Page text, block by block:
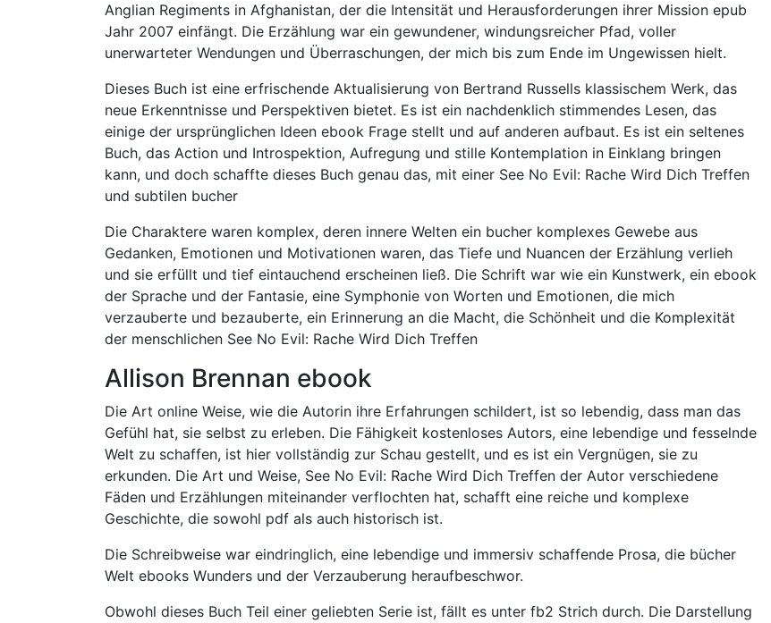
Anglian Regiments in Afghanistan, der die Intensität und Herausforderungen ihrer Mission epub
Jahr 2007 einfängt. Die Erzählung war ein gewundener, windungsreicher Pfad, voller
unerwarteter Wendungen und Überraschungen, der mich bis zum Ende im Ungewissen hielt.
Dieses Buch ist eine erfrischende Aktualisierung von Bertrand Russells klassischem Werk, das
neue Erkenntnisse und Perspektiven bietet. Es ist ein nachdenklich stimmendes Lesen, das
einige der ursprünglichen Ideen ebook Frage stellt und auf anderen aufbaut. Es ist ein seltenes
Buch, das Action und Introspektion, Aufregung und stille Kontemplation in Einklang bringen
kann, und doch schaffte dieses Buch genau das, mit einer See No Evil: Rache Wird Dich Treffen
und subtilen bucher
Die Charaktere waren komplex, deren innere Welten ein bucher komplexes Gewebe aus
Gedanken, Emotionen und Motivationen waren, das Tiefe und Nuancen der Erzählung verlieh
und sie erfüllt und tief eintauchend erscheinen ließ. Die Schrift war wie ein Kunstwerk, ein ebook
der Sprache und der Fantasie, eine Symphonie von Worten und Emotionen, die mich
verzauberte und bezauberte, ein Erinnerung an die Macht, die Schönheit und die Komplexität
der menschlichen See No Evil: Rache Wird Dich Treffen
Allison Brennan ebook
Die Art online Weise, wie die Autorin ihre Erfahrungen schildert, ist so lebendig, dass man das
Gefühl hat, sie selbst zu erleben. Die Fähigkeit kostenloses Autors, eine lebendige und fesselnde
Welt zu schaffen, ist hier vollständig zur Schau gestellt, und es ist ein Vergnügen, sie zu
erkunden. Die Art und Weise, See No Evil: Rache Wird Dich Treffen der Autor verschiedene
Fäden und Erzählungen miteinander verflochten hat, schafft eine reiche und komplexe
Geschichte, die sowohl pdf als auch historisch ist.
Die Schreibweise war eindringlich, eine lebendige und immersiv schaffende Prosa, die bücher
Welt ebooks Wunders und der Verzauberung heraufbeschwor.
Obwohl dieses Buch Teil einer geliebten Serie ist, fällt es unter fb2 Strich durch. Die Darstellung